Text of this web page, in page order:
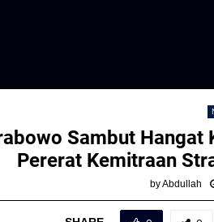
Sambut Hangat
Pererat Kemitraan
byAbdullah